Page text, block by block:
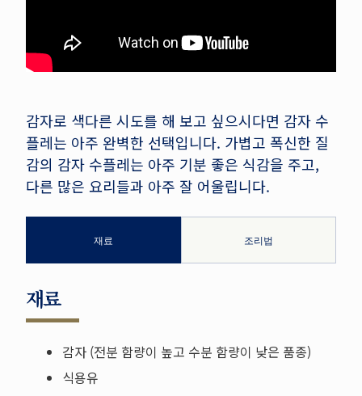
감자로 색다른 시도를 해 보고 싶으시다면 감자 수
플레는 아주 완벽한 선택입니다. 가볍고 폭신한 질
감의 감자 수플레는 아주 기분 좋은 식감을 주고,
다른 많은 요리들과 아주 잘 어울립니다.
재료 조리법
재료
감자 (전분 함량이 높고 수분 함량이 낮은 품종)
식용유